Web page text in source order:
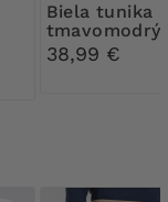
Biela tunika s
ružovým
38,99 €